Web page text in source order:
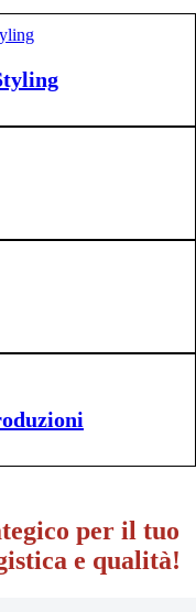
per il tuo
e qualità!